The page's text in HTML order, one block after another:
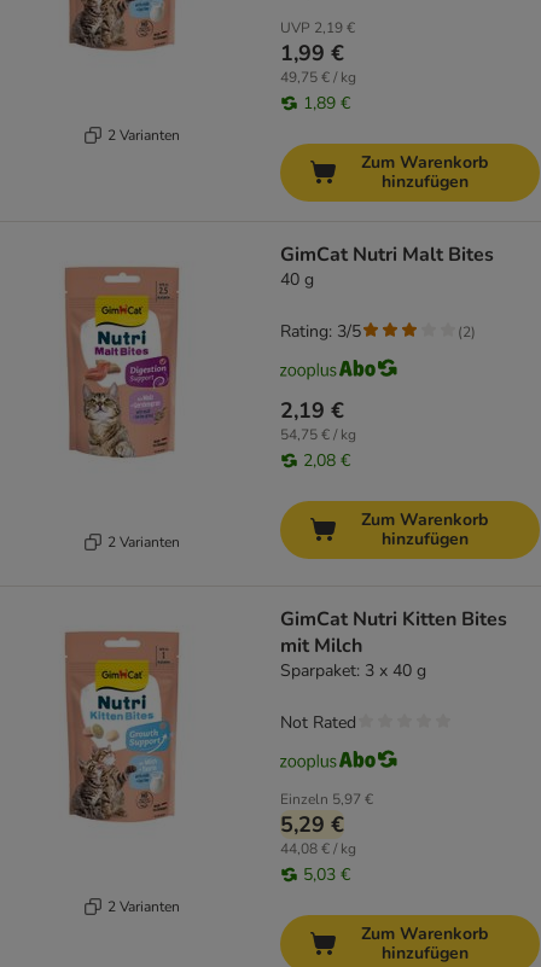
2 Varianten
UVP 2,19 €
1,99 €
49,75 € / kg
1,89 €
Zum Warenkorb
hinzufügen
2 Varianten
GimCat Nutri Malt Bites
40 g
2,19 €
54,75 € / kg
2,08 €
Rating: 3/5 (2)
Zum Warenkorb
hinzufügen
2 Varianten
GimCat Nutri Kitten Bites
mit Milch
Sparpaket: 3 x 40 g
Einzeln 5,97 €
5,29 €
44,08 € / kg
5,03 €
Not Rated
Zum Warenkorb
hinzufügen